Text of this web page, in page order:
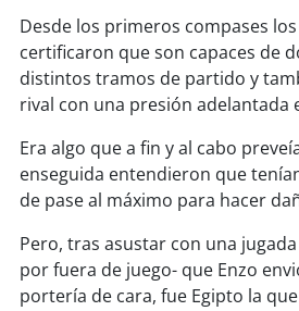
soy copiapó
soyvalparaíso
quillota
soysanantonio
soysancarlos
Desde los primeros compases
certificaron que son capaces de
distintos tramos de partido y
rival con una presión adelantada
Era algo que a fin y al cabo
enseguida entendieron que
de pase al máximo para hacer
Pero, tras asustar con una
por fuera de juego- que Enzo
portería de cara, fue Egipto la